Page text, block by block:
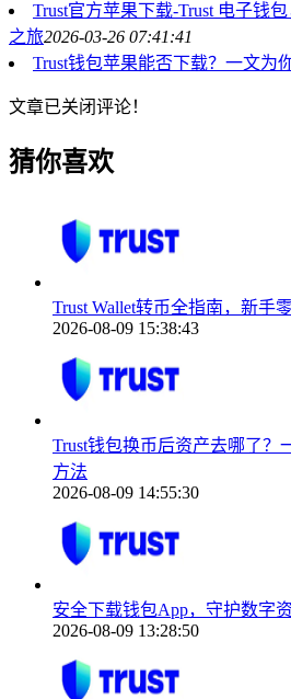
Trust官方苹果下载-Trust 电子钱
之旅2026-03-26 07:41:41
Trust钱包苹果能否下载？一文为
文章已关闭评论！
猜你喜欢
Trust Wallet转币全指南，新手
2026-08-09 15:38:43
Trust钱包换币后资产去哪了？
方法
2026-08-09 14:55:30
安全下载钱包App，守护数字
2026-08-09 13:28:50